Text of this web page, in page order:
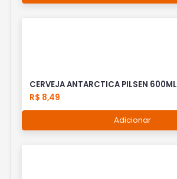
CERVEJA ANTARCTICA PILSEN 600ML
R$ 8,49
Adicionar